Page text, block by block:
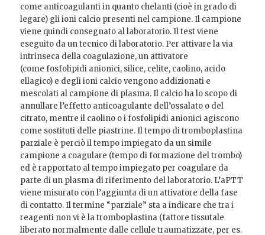
come anticoagulanti in quanto chelanti (cioè in grado di
legare) gli ioni calcio presenti nel campione. Il campione
viene quindi consegnato al laboratorio. Il test viene
eseguito da un tecnico di laboratorio. Per attivare la via
intrinseca della coagulazione, un attivatore
(come fosfolipidi anionici, silice, celite, caolino, acido
ellagico) e degli ioni calcio vengono addizionati e
mescolati al campione di plasma. Il calcio ha lo scopo di
annullare l’effetto anticoagulante dell’ossalato o del
citrato, mentre il caolino o i fosfolipidi anionici agiscono
come sostituti delle piastrine. Il tempo di tromboplastina
parziale è perciò il tempo impiegato da un simile
campione a coagulare (tempo di formazione del trombo)
ed è rapportato al tempo impiegato per coagulare da
parte di un plasma di riferimento del laboratorio. L’aPTT
viene misurato con l’aggiunta di un attivatore della fase
di contatto. Il termine “parziale” sta a indicare che tra i
reagenti non vi è la tromboplastina (fattore tissutale
liberato normalmente dalle cellule traumatizzate, per es.